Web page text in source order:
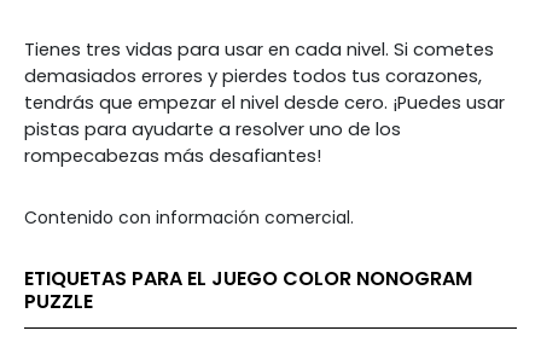
Tienes tres vidas para usar en cada nivel. Si cometes
demasiados errores y pierdes todos tus corazones,
tendrás que empezar el nivel desde cero. ¡Puedes usar
pistas para ayudarte a resolver uno de los
rompecabezas más desafiantes!
Contenido con información comercial.
ETIQUETAS PARA EL JUEGO COLOR NONOGRAM
PUZZLE